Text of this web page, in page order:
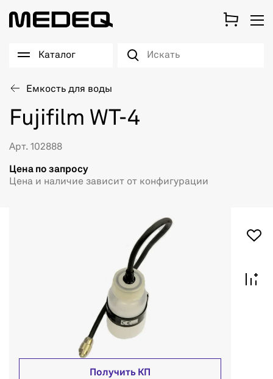
Каталог
Емкость для воды
Fujifilm WT-4
Арт. 102888
Цена по запросу
Цена и наличие зависит от конфигурации
Получить КП